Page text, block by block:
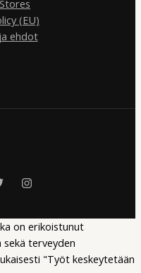
(EU)
ehdot
on erikoistunut
terveyden
"Työt keskeytetään